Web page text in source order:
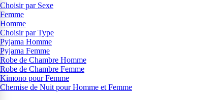
Choisir par Sexe
Femme
Homme
Choisir par Type
Pyjama Homme
Pyjama Femme
Robe de Chambre Homme
Robe de Chambre Femme
Kimono pour Femme
Chemise de Nuit pour Homme et Femme